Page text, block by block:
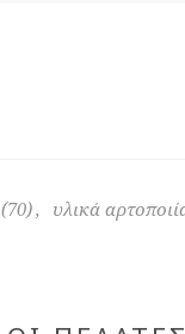
(70), υλικά